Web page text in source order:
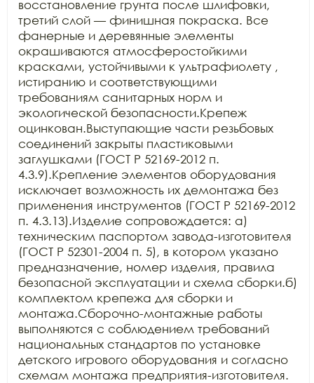
восстановление грунта после шлифовки,
третий слой — финишная покраска. Все
фанерные и деревянные элементы
окрашиваются атмосферостойкими
красками, устойчивыми к ультрафиолету ,
истиранию и соответствующими
требованиям санитарных норм и
экологической безопасности.Крепеж
оцинкован.Выступающие части резьбовых
соединений закрыты пластиковыми
заглушками (ГОСТ Р 52169-2012 п.
4.3.9).Крепление элементов оборудования
исключает возможность их демонтажа без
применения инструментов (ГОСТ Р 52169-2012
п. 4.3.13).Изделие сопровождается: а)
техническим паспортом завода-изготовителя
(ГОСТ Р 52301-2004 п. 5), в котором указано
предназначение, номер изделия, правила
безопасной эксплуатации и схема сборки.б)
комплектом крепежа для сборки и
монтажа.Сборочно-монтажные работы
выполняются с соблюдением требований
национальных стандартов по установке
детского игрового оборудования и согласно
схемам монтажа предприятия-изготовителя.